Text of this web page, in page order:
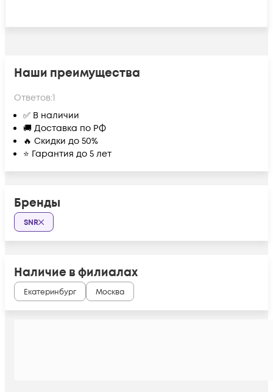
Наши преимущества
Ответов:1
✅ В наличии
🚚 Доставка по РФ
🔥 Скидки до 50%
⭐ Гарантия до 5 лет
Бренды
SNR
Наличие в филиалах
Екатеринбург Москва